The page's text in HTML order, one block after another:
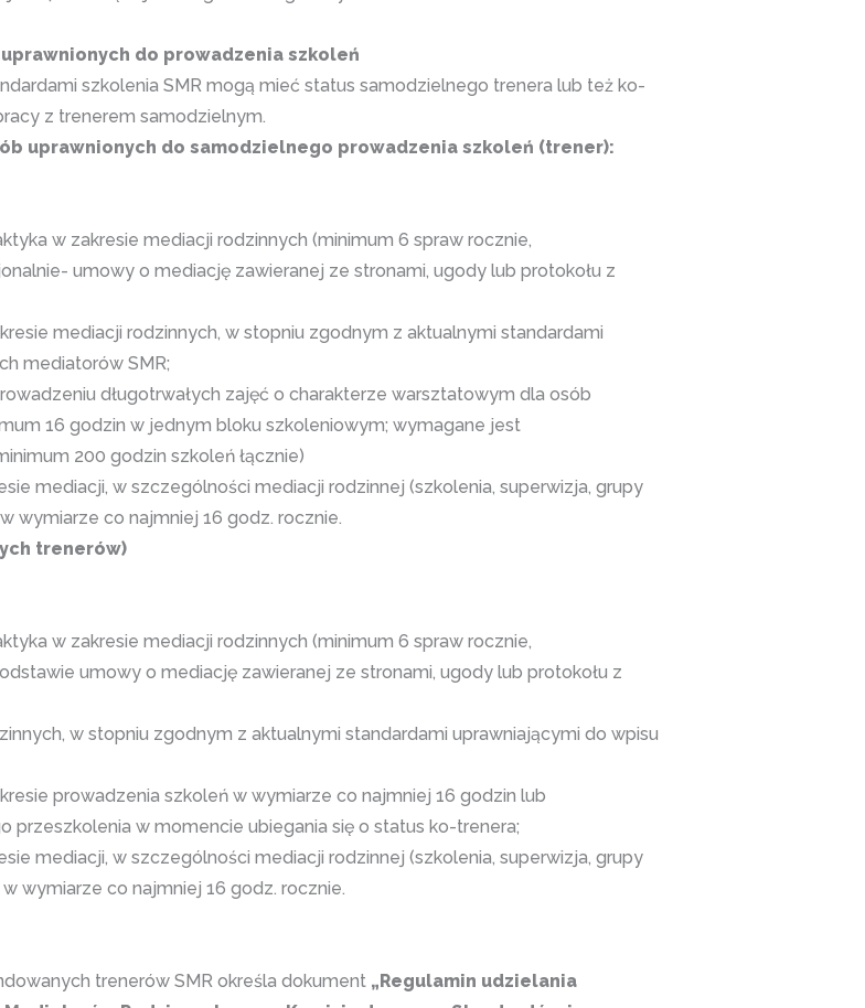
do prowadzenia szkoleń
szkolenia SMR mogą mieć status samodzielnego trenera lub też ko-
z trenerem samodzielnym.
uprawnionych do samodzielnego prowadzenia szkoleń (trener):
w zakresie mediacji rodzinnych (minimum 6 spraw rocznie,
umowy o mediację zawieranej ze stronami, ugody lub protokołu z
mediacji rodzinnych, w stopniu zgodnym z aktualnymi standardami
mediatorów SMR;
długotrwałych zajęć o charakterze warsztatowym dla osób
16 godzin w jednym bloku szkoleniowym; wymagane jest
200 godzin szkoleń łącznie)
mediacji, w szczególności mediacji rodzinnej (szkolenia, superwizja, grupy
wymiarze co najmniej 16 godz. rocznie.
trenerów)
w zakresie mediacji rodzinnych (minimum 6 spraw rocznie,
umowy o mediację zawieranej ze stronami, ugody lub protokołu z
w stopniu zgodnym z aktualnymi standardami uprawniającymi do wpisu
prowadzenia szkoleń w wymiarze co najmniej 16 godzin lub
przeszkolenia w momencie ubiegania się o status ko-trenera;
mediacji, w szczególności mediacji rodzinnej (szkolenia, superwizja, grupy
wymiarze co najmniej 16 godz. rocznie.
trenerów SMR określa dokument „Regulamin udzielania